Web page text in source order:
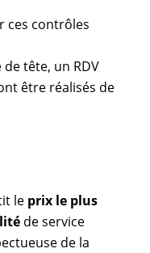
ces contrôles
tête, un RDV
être réalisés de
le prix le plus
de service
de la